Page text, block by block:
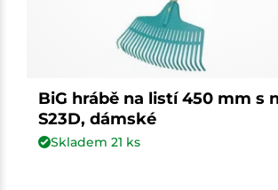
BiG hrábě na listí 450 mm s
S23D, dámské
Skladem 21 ks